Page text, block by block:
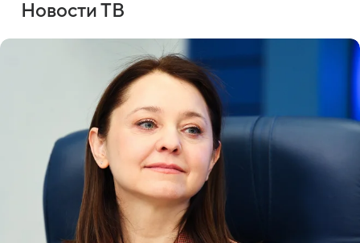
Новости ТВ